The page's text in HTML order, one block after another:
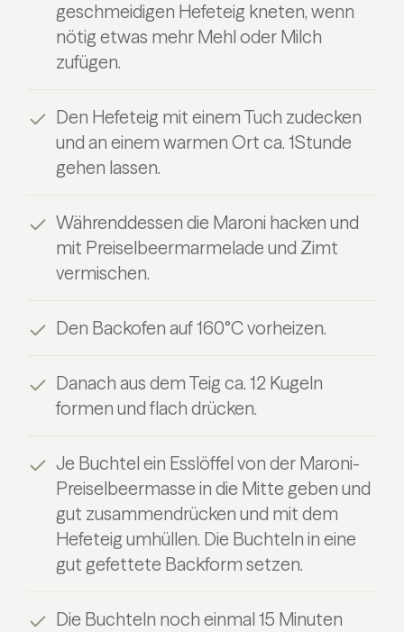
geschmeidigen Hefeteig kneten, wenn
nötig etwas mehr Mehl oder Milch
zufügen.
Den Hefeteig mit einem Tuch zudecken
und an einem warmen Ort ca. 1Stunde
gehen lassen.
Währenddessen die Maroni hacken und
mit Preiselbeermarmelade und Zimt
vermischen.
Den Backofen auf 160°C vorheizen.
Danach aus dem Teig ca. 12 Kugeln
formen und flach drücken.
Je Buchtel ein Esslöffel von der Maroni-
Preiselbeermasse in die Mitte geben und
gut zusammendrücken und mit dem
Hefeteig umhüllen. Die Buchteln in eine
gut gefettete Backform setzen.
Die Buchteln noch einmal 15 Minuten